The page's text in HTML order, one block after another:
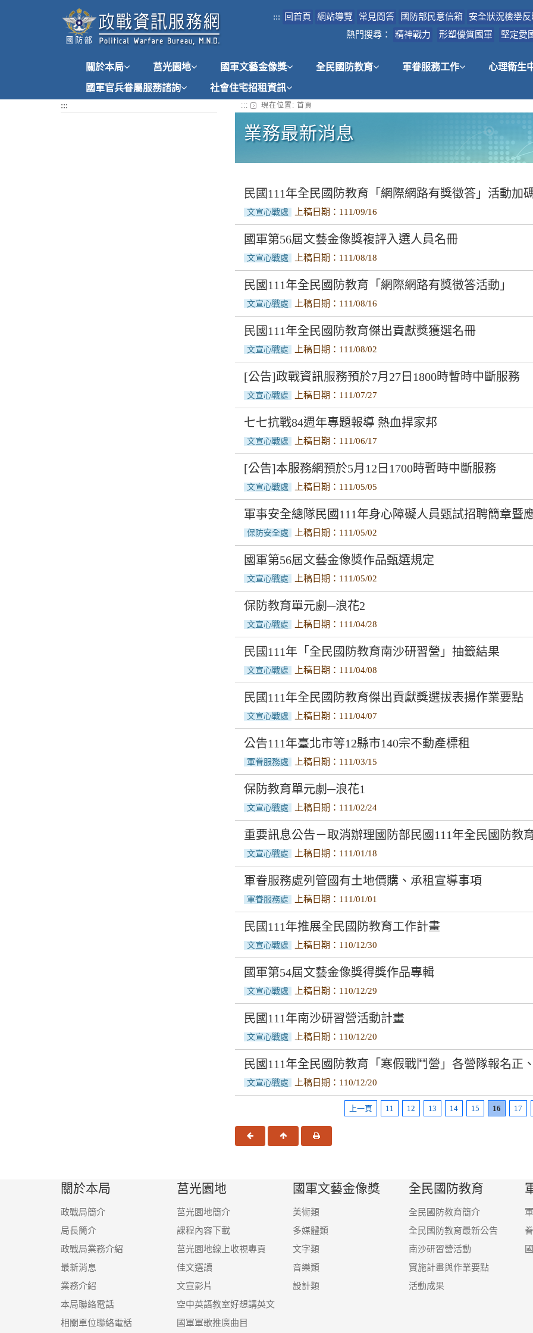
::: 回首頁 網站導覽 常見問答 國防部民意信箱 安全狀況檢舉反
熱門搜尋：
精神戰力 形塑優質國軍 堅定愛
關於本局 莒光園地 國軍文藝金像獎 全民國防教育 軍眷服務工作 心理衛生
國軍官兵眷屬服務諮詢 社會住宅招租資訊
::: ::: 現在位置: 首頁
業務最新消息
民國111年全民國防教育「網際網路有獎徵答」活動加
文宣心戰處 上稿日期：111/09/16
國軍第56屆文藝金像獎複評入選人員名冊
文宣心戰處 上稿日期：111/08/18
民國111年全民國防教育「網際網路有獎徵答活動」
文宣心戰處 上稿日期：111/08/16
民國111年全民國防教育傑出貢獻獎獲選名冊
文宣心戰處 上稿日期：111/08/02
[公告]政戰資訊服務預於7月27日1800時暫時中斷服務
文宣心戰處 上稿日期：111/07/27
七七抗戰84週年專題報導 熱血捍家邦
文宣心戰處 上稿日期：111/06/17
[公告]本服務網預於5月12日1700時暫時中斷服務
文宣心戰處 上稿日期：111/05/05
軍事安全總隊民國111年身心障礙人員甄試招聘簡章暨
保防安全處 上稿日期：111/05/02
國軍第56屆文藝金像獎作品甄選規定
文宣心戰處 上稿日期：111/05/02
保防教育單元劇─浪花2
文宣心戰處 上稿日期：111/04/28
民國111年「全民國防教育南沙研習營」抽籤結果
文宣心戰處 上稿日期：111/04/08
民國111年全民國防教育傑出貢獻獎選拔表揚作業要點
文宣心戰處 上稿日期：111/04/07
公告111年臺北市等12縣市140宗不動產標租
軍眷服務處 上稿日期：111/03/15
保防教育單元劇─浪花1
文宣心戰處 上稿日期：111/02/24
重要訊息公告－取消辦理國防部民國111年全民國防教
文宣心戰處 上稿日期：111/01/18
軍眷服務處列管國有土地價購、承租宣導事項
軍眷服務處 上稿日期：111/01/01
民國111年推展全民國防教育工作計畫
文宣心戰處 上稿日期：110/12/30
國軍第54屆文藝金像獎得獎作品專輯
文宣心戰處 上稿日期：110/12/29
民國111年南沙研習營活動計畫
文宣心戰處 上稿日期：110/12/20
民國111年全民國防教育「寒假戰鬥營」各營隊報名正
文宣心戰處 上稿日期：110/12/20
上一頁 11 12 13 14 15 16 17
上一頁 回頂端 友善列印
關於本局
政戰局簡介
局長簡介
政戰局業務介紹
最新消息
業務介紹
本局聯絡電話
相關單位聯絡電話
莒光園地
莒光園地簡介
課程內容下載
莒光園地線上收視專頁
佳文選讀
文宣影片
空中英語教室好想講英文
國軍軍歌推廣曲目
國軍文藝金像獎
美術類
多媒體類
文字類
音樂類
設計類
全民國防教育
全民國防教育簡介
全民國防教育最新公告
南沙研習營活動
實施計畫與作業要點
活動成果